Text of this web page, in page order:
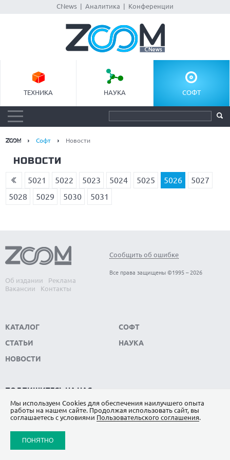
CNews Аналитика Конференции
ТЕХНИКА НАУКА СОФТ
Софт Новости
НОВОСТИ
5021 5022 5023 5024 5025 5026
5027
5028
5029 5030 5031
Об издании
Реклама
Вакансии
Контакты
Сообщить об ошибке
Все права защищены ©1995 – 2026
КАТАЛОГ
СТАТЬИ
НОВОСТИ
СОФТ
НАУКА
ПОДПИШИТЕСЬ НА НАС
ЯНДЕКС.ДЗЕН
Мы используем Сookies для обеспечения наилучшего опыта
работы на нашем сайте. Продолжая использовать сайт, вы
соглашаетесь с условиями Пользовательского соглашения.
ПОНЯТНО